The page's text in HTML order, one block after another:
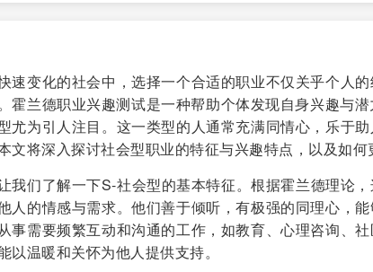
速变化的社会中，选择一个合适的职业不仅关乎个人
霍兰德职业兴趣测试是一种帮助个体发现自身兴趣与
尤为引人注目。这一类型的人通常充满同情心，乐于
文将深入探讨社会型职业的特征与兴趣特点，以及如何
我们了解一下S-社会型的基本特征。根据霍兰德理论
人的情感与需求。他们善于倾听，有极强的同理心，
事需要频繁互动和沟通的工作，如教育、心理咨询、
以温暖和关怀为他人提供支持。